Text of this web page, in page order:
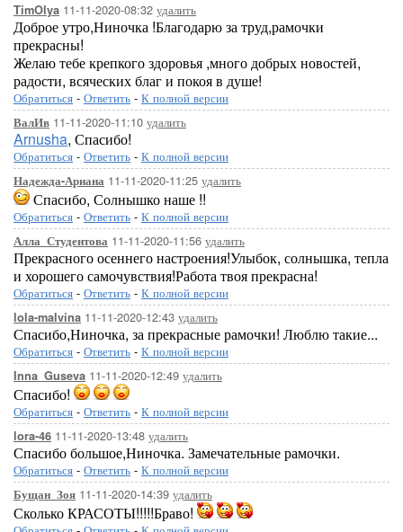
TimOlya 11-11-2020-08:32 удалить
Доброе утро,Ниночка !Благодарю за труд,рамочки
прекрасны!
Желаю тебе крепкого здоровья ,много добрых новостей,
радости, всяческих благ и покоя в душе!
Обратиться - Ответить - К полной версии
ВалИв 11-11-2020-11:10 удалить
Arnusha, Спасибо!
Обратиться - Ответить - К полной версии
Надежда-Ариана 11-11-2020-11:25 удалить
Спасибо, Солнышко наше !!
Обратиться - Ответить - К полной версии
Алла_Студентова 11-11-2020-11:56 удалить
Прекрасного осеннего настроения!Улыбок, солнышка, тепла
и хорошего самочувствия!Работа твоя прекрасна!
Обратиться - Ответить - К полной версии
lola-malvina 11-11-2020-12:43 удалить
Спасибо,Ниночка, за прекрасные рамочки! Люблю такие...
Обратиться - Ответить - К полной версии
Inna_Guseva 11-11-2020-12:49 удалить
Спасибо!
Обратиться - Ответить - К полной версии
lora-46 11-11-2020-13:48 удалить
Спасибо большое,Ниночка. Замечательные рамочки.
Обратиться - Ответить - К полной версии
Бущан_Зоя 11-11-2020-14:39 удалить
Сколько КРАСОТЫ!!!!!Браво!